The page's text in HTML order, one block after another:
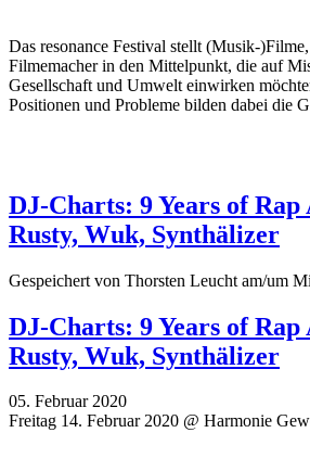
Das resonance Festival stellt (Musik-
Filmemacher in den Mittelpunkt, die auf
Gesellschaft und Umwelt einwirken
Positionen und Probleme bilden dabei die
DJ-Charts: 9 Years of
Rusty, Wuk, Synthälizer
Gespeichert von Thorsten Leucht am/um
DJ-Charts: 9 Years of
Rusty, Wuk, Synthälizer
05. Februar 2020
Freitag 14. Februar 2020 @ Harmonie